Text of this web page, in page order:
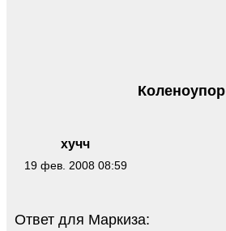
хучч
19 фев. 2008 08:59
Коленоупор
Ответ для Маркиза: